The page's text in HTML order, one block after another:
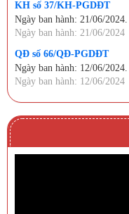
KH số 37/KH-PGDĐT
Ngày ban hành: 21/06/
Ngày ban hành: 21/06/2024
QĐ số 66/QĐ-PGDĐT
Ngày ban hành: 12/06/
Ngày ban hành: 12/06/2024